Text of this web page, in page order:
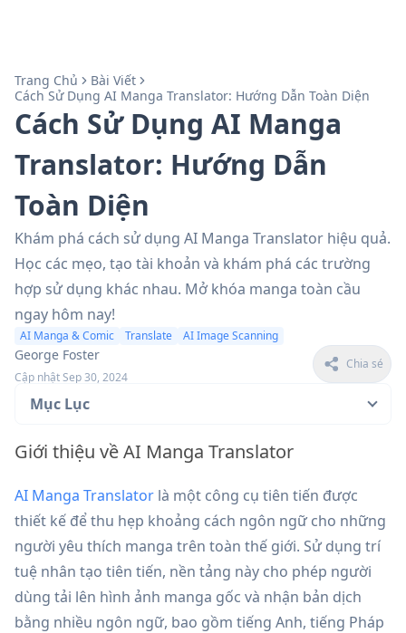
Trang Chủ
Bài Viết
Cách Sử Dụng AI Manga Translator: Hướng Dẫn Toàn Diện
Cách Sử Dụng AI Manga
Translator: Hướng Dẫn
Toàn Diện
Khám phá cách sử dụng AI Manga Translator hiệu quả.
Học các mẹo, tạo tài khoản và khám phá các trường
hợp sử dụng khác nhau. Mở khóa manga toàn cầu
ngay hôm nay!
AI Manga & Comic Translate AI Image Scanning
George Foster
Cập nhật Sep 30, 2024
Chia sẻ
Mục Lục
Giới thiệu về AI Manga Translator
AI Manga Translator là một công cụ tiên tiến được
thiết kế để thu hẹp khoảng cách ngôn ngữ cho những
người yêu thích manga trên toàn thế giới. Sử dụng trí
tuệ nhân tạo tiên tiến, nền tảng này cho phép người
dùng tải lên hình ảnh manga gốc và nhận bản dịch
bằng nhiều ngôn ngữ, bao gồm tiếng Anh, tiếng Pháp